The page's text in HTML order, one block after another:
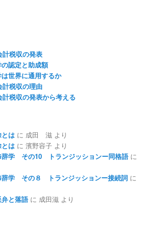
計税収の発表
認定と助成額
世界に通用するか
計税収の理由
税収の発表から考える
は に 成田 滋 より
は に濱野容子 より
辞学 その10 トランジッションー同格語に
辞学 その８ トランジッションー接続詞 に
と落語に 成田滋 より